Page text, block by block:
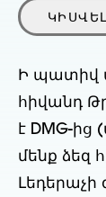
Ի պատիվ
հիվանդ
է DMG-
մենք ձեզ
Լեդերաչի